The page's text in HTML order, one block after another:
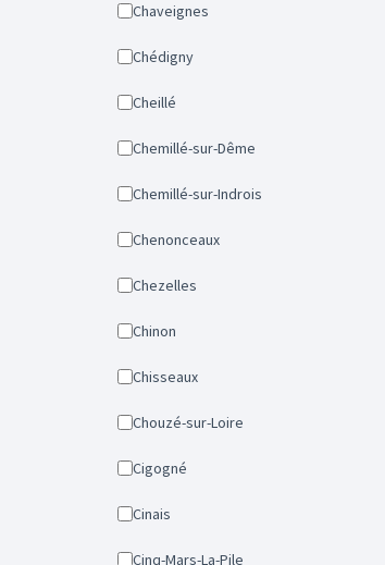
Chaveignes
Chédigny
Cheillé
Chemillé-sur-Dême
Chemillé-sur-Indrois
Chenonceaux
Chezelles
Chinon
Chisseaux
Chouzé-sur-Loire
Cigogné
Cinais
Cinq-Mars-La-Pile